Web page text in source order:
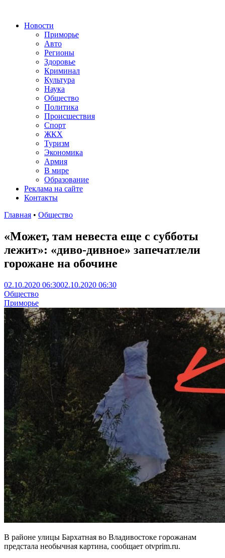
Новости
Приморье
Авто
Регионы
Здоровье
Криминал
Культура
Наука
Общество
Политика
Происшествия
Спорт
ЖКХ
Туризм
Экономика
Армия
В мире
Образование
Реклама на сайте
Контакты
Главная • Общество
«Может, там невеста еще с субботы
лежит»: «диво-дивное» запечатлели
горожане на обочине
02.10.2020 06:3002.10.2020 06:30
Общество
Приморье
В районе улицы Бархатная во Владивостоке горожанам
предстала необычная картина, сообщает otvprim.ru.